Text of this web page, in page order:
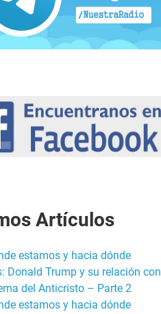
Artículos
estamos y hacia dónde
Donald Trump y su relación con
del Anticristo – Parte 2
estamos y hacia dónde